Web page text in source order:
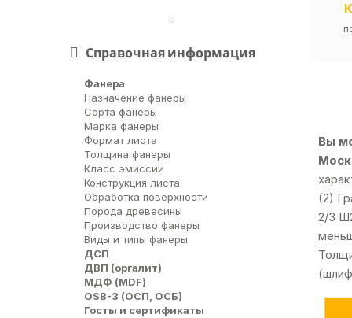
Справочная информация
Фанера
Назначение фанеры
Сорта фанеры
Марка фанеры
Формат листа
Толщина фанеры
Класс эмиссии
Конструкция листа
Обработка поверхности
Порода древесины
Производство фанеры
Виды и типы фанеры
ДСП
ДВП (оргалит)
МДФ (MDF)
OSB-3 (ОСП, ОСБ)
Госты и сертификаты
Вы
(2)
2/3